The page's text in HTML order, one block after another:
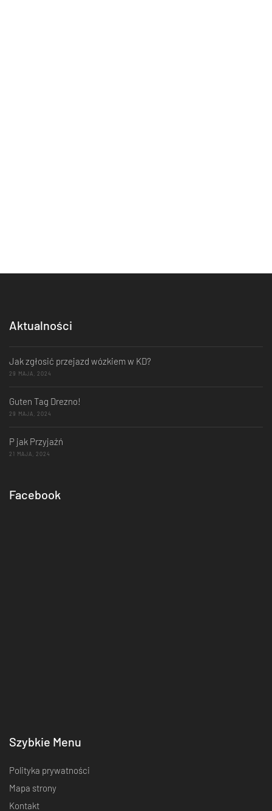
Aktualności
Jak zgłosić przejazd wózkiem w KD?
29 MAJA, 2024
Guten Tag Drezno!
29 MAJA, 2024
P jak Przyjaźń
21 MAJA, 2024
Facebook
Szybkie Menu
Polityka prywatności
Mapa strony
Kontakt